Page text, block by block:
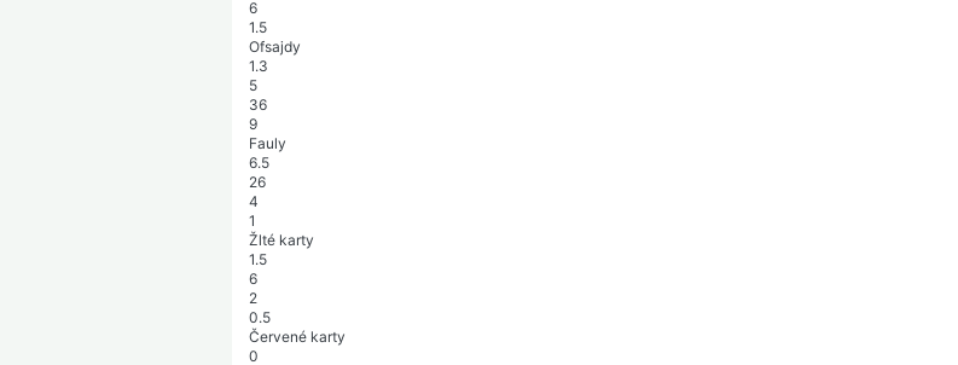
6
1.5
Ofsajdy
1.3
5
36
9
Fauly
6.5
26
4
1
Žlté karty
1.5
6
2
0.5
Červené karty
0